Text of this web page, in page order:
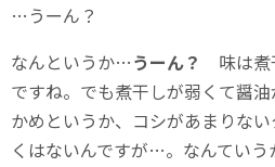
…うーん？
なんというか…うーん？
味は煮
ですね。でも煮干しが弱くて醤
かめというか、コシがあまりな
くはないんですが…。なんていう